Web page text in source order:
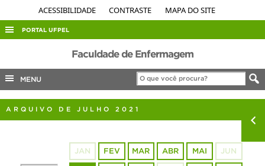
ACESSIBILIDADE CONTRASTE MAPA DO SITE
PORTAL UFPEL
ACESSO À INFORMAÇÃO
AUDITORIA
COBALTO
CONCURSOS
Faculdade de Enfermagem
MENU
ARQUIVO DE JULHO 2021
JAN FEV MAR ABR MAI JUN